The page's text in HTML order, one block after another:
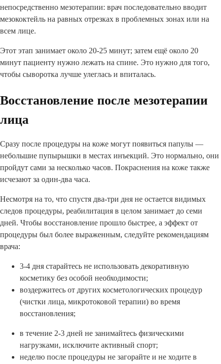
непосредственно мезотерапии: врач последовательно вводит
мезококтейль на равных отрезках в проблемных зонах или на
всем лице.
Этот этап занимает около 20-25 минут; затем ещё около 20
минут пациенту нужно лежать на спине. Это нужно для того,
чтобы сыворотка лучше улеглась и впиталась.
Восстановление после мезотерапии
лица
Сразу после процедуры на коже могут появиться папулы —
небольшие пупырышки в местах инъекций. Это нормально, они
пройдут сами за несколько часов. Покраснения на коже также
исчезают за один-два часа.
Несмотря на то, что спустя два-три дня не остается видимых
следов процедуры, реабилитация в целом занимает до семи
дней. Чтобы восстановление прошло быстрее, а эффект от
процедуры был более выраженным, следуйте рекомендациям
врача:
3-4 дня старайтесь не использовать декоративную
косметику без особой необходимости;
воздержитесь от других косметологических процедур
(чистки лица, микротоковой терапии) во время
восстановления;
в течение 2-3 дней не занимайтесь физическими
нагрузками, исключите активный спорт;
неделю после процедуры не загорайте и не ходите в